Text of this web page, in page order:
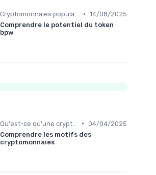
• 14/08/2025
Comprendre le potentiel du token
bpw
• 04/04/2025
Comprendre les motifs des
cryptomonnaies